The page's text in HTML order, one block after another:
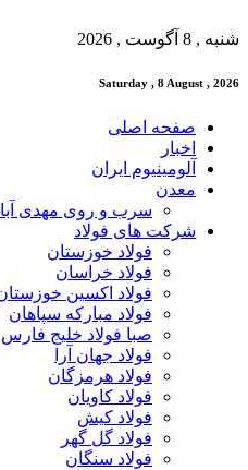
شنبه , 8 آگوست , 2026
Saturday , 8 August , 2026
صفحه اصلی
اخبار
آلومینیوم ایران
معدن
سرب و روی مهدی
شرکت های فولاد
فولاد خوزستان
فولاد خراسان
فولاد اکسین
فولاد مبارکه سپاهان
صبا فولاد خلیج فارس
فولاد جهان آرا
فولاد هرمزگان
فولاد کاویان
فولاد کیش
فولاد گل گهر
فولاد سنگان